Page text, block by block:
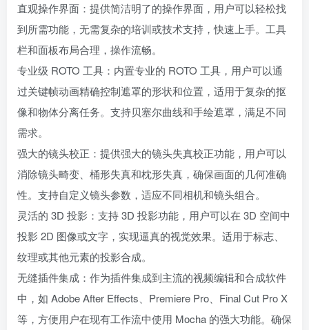
直观操作界面：提供简洁明了的操作界面，用户可以轻松找
到所需功能，无需复杂的培训或技术支持，快速上手。工具
栏和面板布局合理，操作流畅。
专业级 ROTO 工具：内置专业的 ROTO 工具，用户可以通
过关键帧动画精确控制遮罩的形状和位置，适用于复杂的抠
像和物体分离任务。支持贝塞尔曲线和手绘遮罩，满足不同
需求。
强大的镜头校正：提供强大的镜头失真校正功能，用户可以
消除镜头畸变、桶形失真和枕形失真，确保画面的几何准确
性。支持自定义镜头参数，适应不同相机和镜头组合。
灵活的 3D 投影：支持 3D 投影功能，用户可以在 3D 空间中
投影 2D 图像或文字，实现逼真的视觉效果。适用于标志、
纹理或其他元素的投影合成。
无缝插件集成：作为插件集成到主流的视频编辑和合成软件
中，如 Adobe After Effects、Premiere Pro、Final Cut Pro X
等，方便用户在现有工作流中使用 Mocha 的强大功能。确保